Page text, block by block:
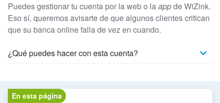
Puedes gestionar tu cuenta por la web o laappde WiZink.
Eso sí, queremos avisarte de que algunos clientes critican
que su banca online falla de vez en cuando.
¿Qué puedes hacer con esta cuenta?
En esta página